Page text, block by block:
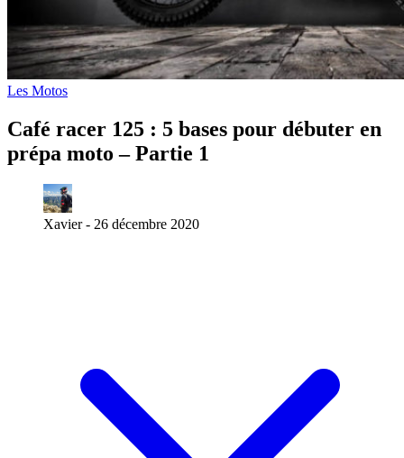
Les Motos
Café racer 125 : 5 bases pour débuter en
prépa moto – Partie 1
Xavier - 26 décembre 2020